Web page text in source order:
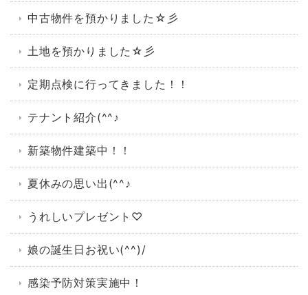
中古物件を預かりました☆彡
土地を預かりました☆彡
定期点検に行ってきました！！
テナント紹介(^^♪
新築物件建築中！！
夏休みの思い出(^^♪
うれしいプレゼント♡
娘の誕生日お祝い(^^)/
感染予防対策実施中！